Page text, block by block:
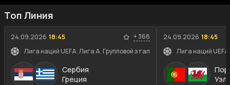
Топ Линия
24.09.2026 18:45 +368
Лига наций UEFA. Лига A. Групповой этап
Сербия
Греция
24.09.2026 18:45
Лига наций